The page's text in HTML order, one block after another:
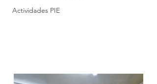
Actividades PIE